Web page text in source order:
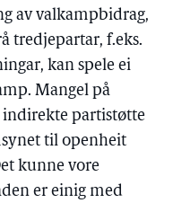
av valkampbidrag,
tredjepartar, f.eks.
kan spele ei
Mangel på
partistøtte
til openheit
kunne vore
er einig med